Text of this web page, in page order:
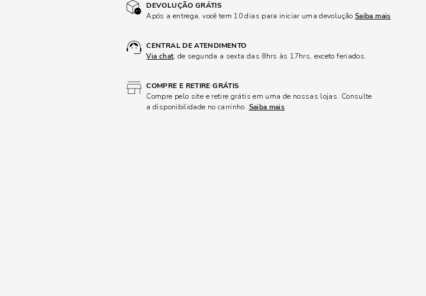
DEVOLUÇÃO GRÁTIS
Após a entrega, você tem 10 dias para iniciar uma devolução Saiba mais
CENTRAL DE ATENDIMENTO
Via chat, de segunda a sexta das 8hrs às 17hrs, exceto feriados.
COMPRE E RETIRE GRÁTIS
Compre pelo site e retire grátis em uma de nossas lojas. Consulte
a disponibilidade no carrinho. Saiba mais